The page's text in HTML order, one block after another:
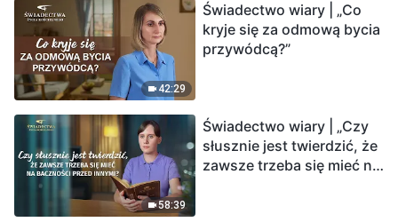
42:29
Świadectwo wiary | „Co
kryje się za odmową bycia
przywódcą?”
58:39
Świadectwo wiary | „Czy
słusznie jest twierdzić, że
zawsze trzeba się mieć na